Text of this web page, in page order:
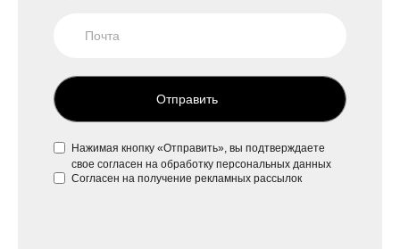
Отправить
Нажимая кнопку «Отправить», вы подтверждаете
свое согласен на обработку персональных данных
Согласен на получение рекламных рассылок